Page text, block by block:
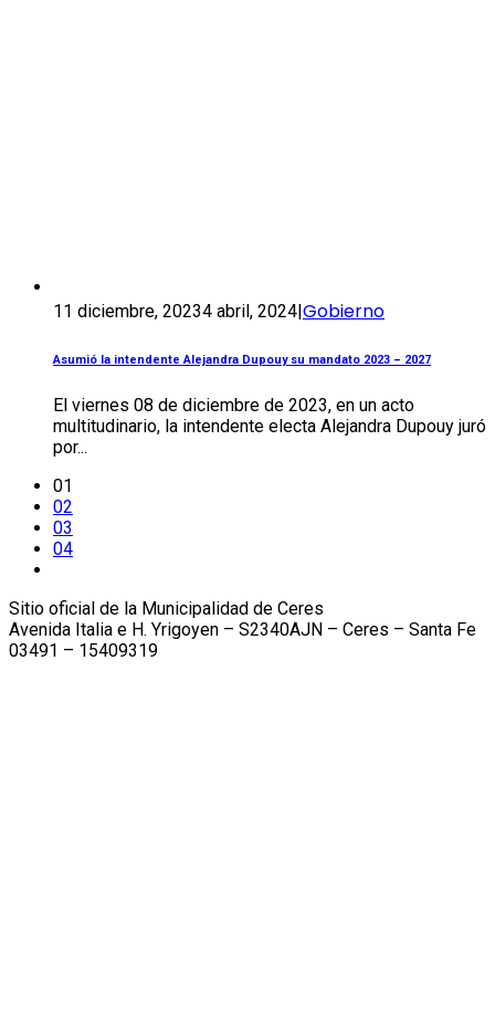
11 diciembre, 20234 abril, 2024 Gobierno
Asumió la intendente Alejandra Dupouy su mandato 2023 – 2027
El viernes 08 de diciembre de 2023, en un acto
multitudinario, la intendente electa Alejandra Dupouy juró
por...
01
02
03
04
Sitio oficial de la Municipalidad de Ceres
Avenida Italia e H. Yrigoyen – S2340AJN – Ceres – Santa Fe
03491 – 15409319